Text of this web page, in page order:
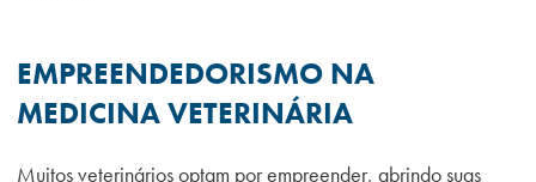
EMPREENDEDORISMO NA
MEDICINA VETERINÁRIA
Muitos veterinários optam por empreender, abrindo suas